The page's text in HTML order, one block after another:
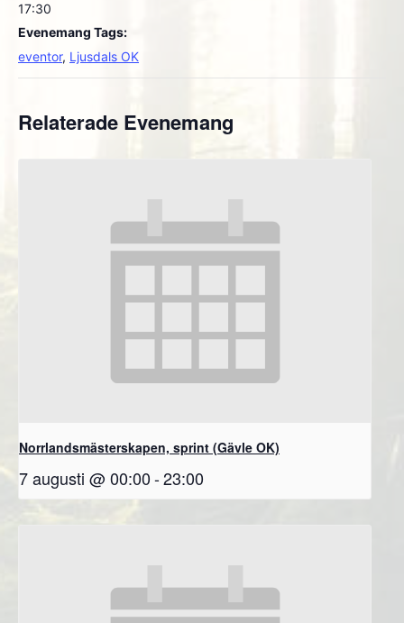
17:30
Evenemang Tags:
eventor, Ljusdals OK
Relaterade Evenemang
Norrlandsmästerskapen, sprint (Gävle OK)
7 augusti @ 00:00-23:00